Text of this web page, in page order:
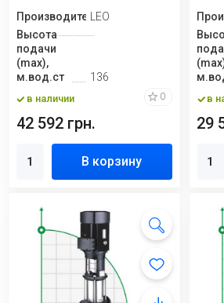
ПроизводительLEO
Высота
подачи
(max),
м.вод.ст
136
в наличии 0
42 592 грн.
В корзину
в
29